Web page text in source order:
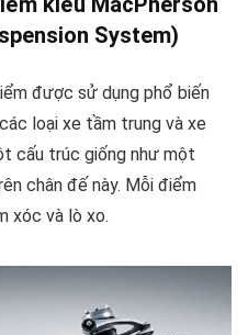
System)
được sử dụng phổ biến
loại xe tầm trung và xe
cấu trúc giống như một
chân đế này. Mỗi điểm
xóc và lò xo.